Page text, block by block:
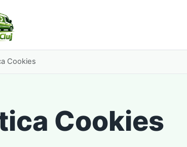
Cookies
Cookies